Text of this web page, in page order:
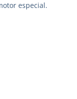
especial.